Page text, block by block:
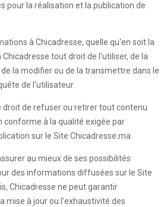
pour la réalisation et la publication de
à Chicadresse, quelle qu'en soit la
tout droit de l'utiliser, de la
la modifier ou de la transmettre dans le
de l'utilisateur.
droit de refuser ou retirer tout contenu
conforme à la qualité exigée par
sur le Site Chicadresse.ma
au mieux de ses possibilités
des informations diffusées sur le Site
Chicadresse ne peut garantir
mise à jour ou l'exhaustivité des